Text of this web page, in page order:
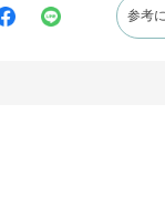
参考